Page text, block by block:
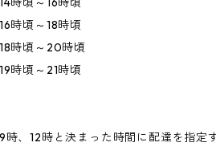
時頃～18時頃
時頃～20時頃
時頃～21時頃
、12時と決まった時間に配達を指定